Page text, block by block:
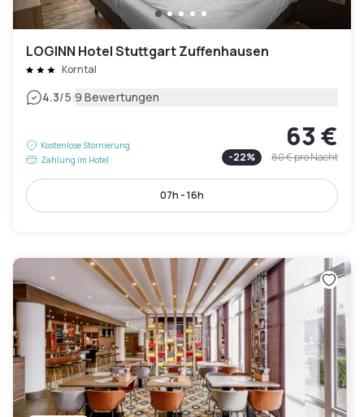
LOGINN Hotel Stuttgart Zuffenhausen
Korntal
4.3/5|9 Bewertungen
Kostenlose Stornierung
Zahlung im Hotel
63 €
-22% 80 €pro Nacht
07h - 16h